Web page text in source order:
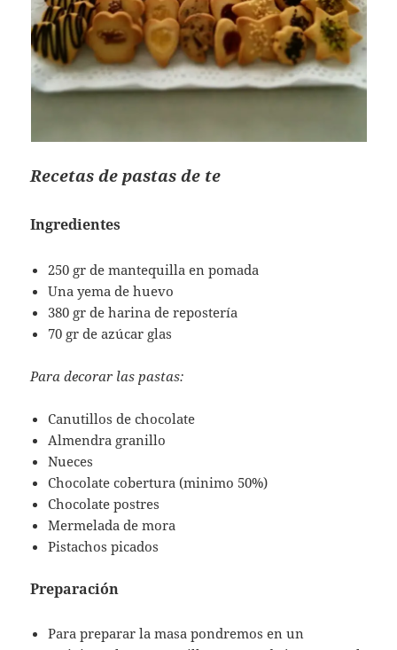
Recetas de pastas de te
Ingredientes
250 gr de mantequilla en pomada
Una yema de huevo
380 gr de harina de repostería
70 gr de azúcar glas
Para decorar las pastas:
Canutillos de chocolate
Almendra granillo
Nueces
Chocolate cobertura (minimo 50%)
Chocolate postres
Mermelada de mora
Pistachos picados
Preparación
Para preparar la masa pondremos en un